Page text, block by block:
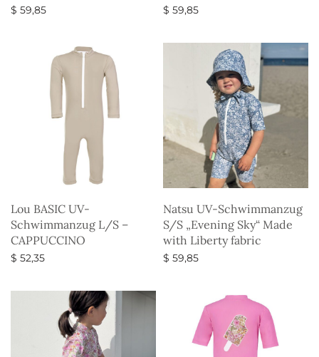
$ 59,85
$ 59,85
Lou BASIC UV-
Schwimmanzug L/S –
CAPPUCCINO
$ 52,35
Natsu UV-Schwimmanzug
S/S „Evening Sky“ Made
with Liberty fabric
$ 59,85